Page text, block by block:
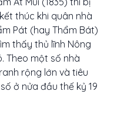
thúc khi quân nhà
Pát (hay Thẩm Bát)
thấy thủ lĩnh Nông
Theo một số nhà
rộng lớn và tiêu
ở nửa đầu thế kỷ 19